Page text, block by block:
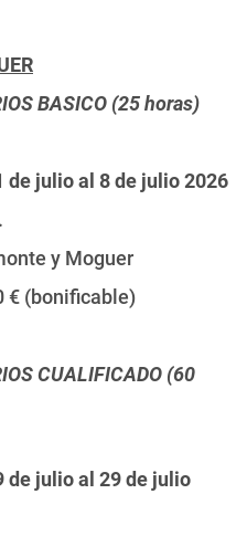
BASICO (25 horas)
de julio al 8 de julio 2026
y Moguer
€ (bonificable)
CUALIFICADO (60
de julio al 29 de julio